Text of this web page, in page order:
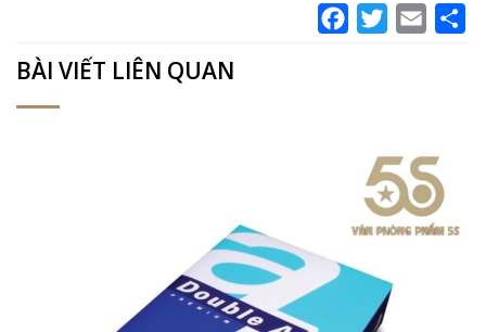
FacebookTwitterEmail
BÀI VIẾT LIÊN QUAN